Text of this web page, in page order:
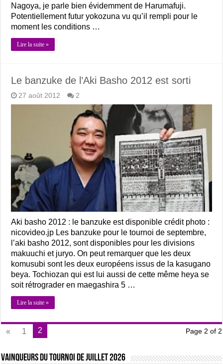
Nagoya, je parle bien évidemment de Harumafuji.
Potentiellement futur yokozuna vu qu’il rempli pour le
moment les conditions …
Lire la suite »
Le banzuke de l’Aki Basho 2012 est sorti
27 août 2012 2
Aki basho 2012 : le banzuke est disponible crédit photo :
nicovideo.jp Les banzuke pour le tournoi de septembre,
l’aki basho 2012, sont disponibles pour les divisions
makuuchi et juryo. On peut remarquer que les deux
komusubi sont les deux européens issus de la kasugano
beya. Tochiozan qui est lui aussi de cette même heya se
soit rétrograder en maegashira 5 …
Lire la suite »
Page 2 of 2
« 1 2
Vainqueurs du tournoi de Juillet 2026